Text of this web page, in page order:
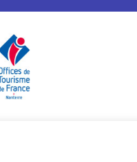
et conditions d’utilisation